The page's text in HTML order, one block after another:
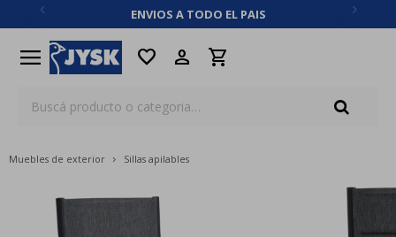
ENVIOS A TODO EL PAIS
menu favorite
Muebles de exterior Sillas apilables
close